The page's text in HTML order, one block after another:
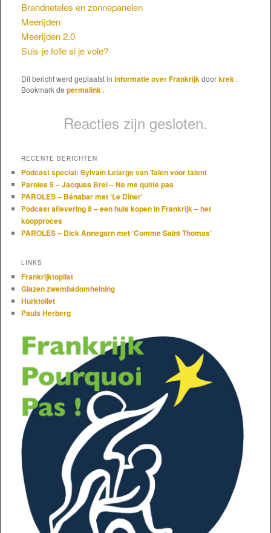
Brandneteles en zonnepanelen
Meerijden
Meerijden 2.0
Suis-je folle si je vole?
Dit bericht werd geplaatst in Informatie over Frankrijkdoorkrek .
Bookmark de permalink .
Reacties zijn gesloten.
RECENTE BERICHTEN
Podcast special: Sylvain Lelarge van Talen voor talent
Paroles 5 – Jacques Brel – Ne me quitte pas
PAROLES – Bénabar met ‘Le Dîner’
Podcast aflevering 8 – een huis kopen in Frankrijk – het
koopproces
PAROLES – Dick Annegarn met ‘Comme Saint Thomas’
LINKS
Frankrijktoplist
Glazen zwembadomheining
Hurktoilet
Pauls Herberg